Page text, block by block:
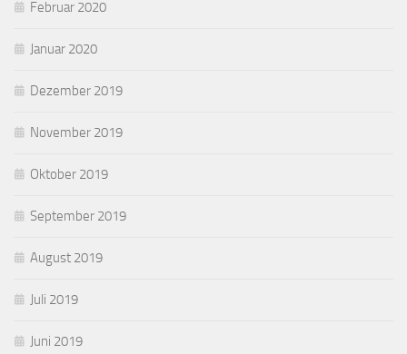
Februar 2020
Januar 2020
Dezember 2019
November 2019
Oktober 2019
September 2019
August 2019
Juli 2019
Juni 2019